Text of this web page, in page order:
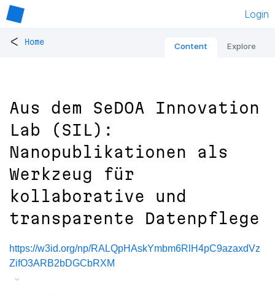
Login
< Home Content Explore
Aus dem SeDOA Innovation
Lab (SIL):
Nanopublikationen als
Werkzeug für
kollaborative und
transparente Datenpflege
https://w3id.org/np/RALQpHAskYmbm6RlH4pC9azaxdVz
ZifO3ARB2bDGCbRXM